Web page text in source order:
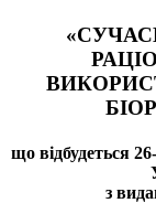
що відбудеться
з